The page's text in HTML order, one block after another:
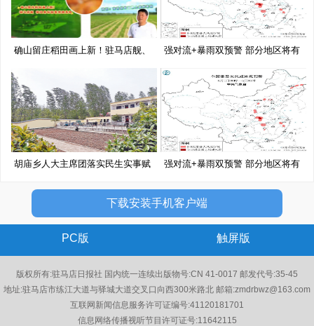
确山留庄稻田画上新！驻马店舰、
强对流+暴雨双预警 部分地区将有
胡庙乡人大主席团落实民生实事赋
强对流+暴雨双预警 部分地区将有
下载安装手机客户端
PC版 触屏版
版权所有:驻马店日报社 国内统一连续出版物号:CN 41-0017 邮发代号:35-45
地址:驻马店市练江大道与驿城大道交叉口向西300米路北 邮箱:zmdrbwz@163.com
互联网新闻信息服务许可证编号:41120181701
信息网络传播视听节目许可证号:11642115